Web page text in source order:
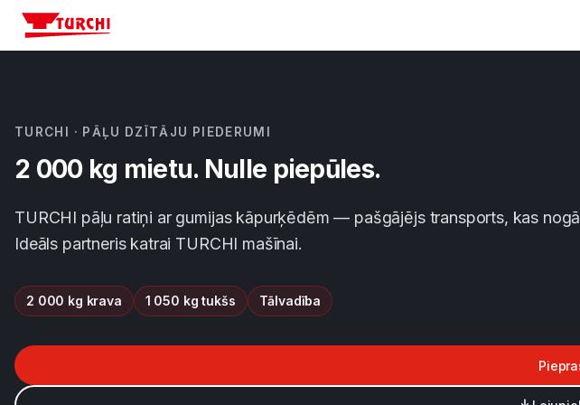
Atbalsts
Uzņēmums
Sazinieties ar mums
TURCHI · PĀĻU DZĪTĀJU PIEDERUMI
2 000 kg mietu. Nulle piepūles.
TURCHI pāļu ratiņi ar gumijas kāpurķēdēm — pašgājējs transports, kas
Ideāls partneris katrai TURCHI mašīnai.
2 000 kg krava 1 050 kg tukšs Tālvadība